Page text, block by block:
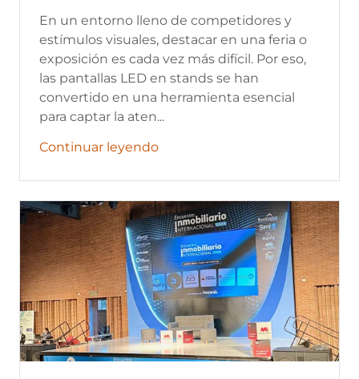
En un entorno lleno de competidores y
estímulos visuales, destacar en una feria o
exposición es cada vez más difícil. Por eso,
las pantallas LED en stands se han
convertido en una herramienta esencial
para captar la aten...
Continuar leyendo